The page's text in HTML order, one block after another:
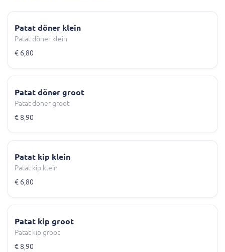
Patat döner klein
Patat döner klein
€ 6,80
Patat döner groot
Patat döner groot
€ 8,90
Patat kip klein
Patat kip klein
€ 6,80
Patat kip groot
Patat kip groot
€ 8,90